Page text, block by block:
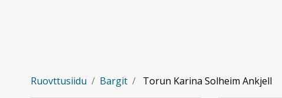
Ruovttusiidu Bargit Torun Karina Solheim Ankjell